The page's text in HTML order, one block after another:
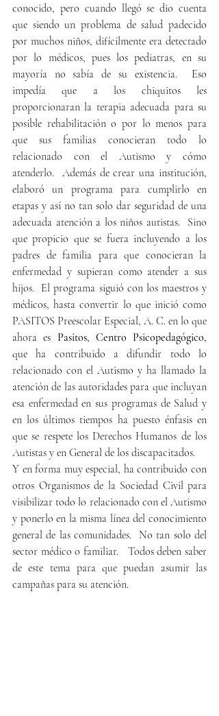
conocido, pero cuando llegó se dio cuenta
que siendo un problema de salud padecido
por muchos niños, difícilmente era detectado
por lo médicos, pues los pediatras, en su
mayoría no sabía de su existencia.  Eso
impedía que a los chiquitos les
proporcionaran la terapia adecuada para su
posible rehabilitación o por lo menos para
que sus familias conocieran todo lo
relacionado con el Autismo y cómo
atenderlo.  Además de crear una institución,
elaboró un programa para cumplirlo en
etapas y así no tan solo dar seguridad de una
adecuada atención a los niños autistas.  Sino
que propicio que se fuera incluyendo a los
padres de familia para que conocieran la
enfermedad y supieran como atender a sus
hijos.  El programa siguió con los maestros y
médicos, hasta convertir lo que inició como
PASITOS Preescolar Especial, A. C. en lo que
ahora es
que ha contribuido a difundir todo lo
relacionado con el Autismo y ha llamado la
atención de las autoridades para que incluyan
esa enfermedad en sus programas de Salud y
en los últimos tiempos ha puesto énfasis en
que se respete los Derechos Humanos de los
Autistas y en General de los discapacitados.
Y en forma muy especial, ha contribuido con
otros Organismos de la Sociedad Civil para
visibilizar todo lo relacionado con el Autismo
y ponerlo en la misma línea del conocimiento
general de las comunidades.  No tan solo del
sector médico o familiar.   Todos deben saber
de este tema para que puedan asumir las
campañas para su atención.